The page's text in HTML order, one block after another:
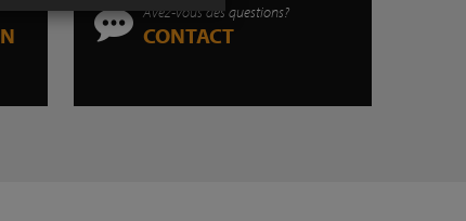
Avez-vous des questions?
CONTACT